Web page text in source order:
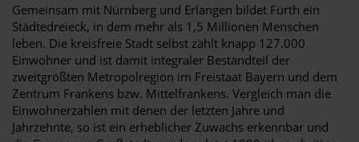
Gemeinsam mit Nürnberg und Erlangen bildet Fürth ein
Städtedreieck, in dem mehr als 1,5 Millionen Menschen
leben. Die kreisfreie Stadt selbst zählt knapp 127.000
Einwohner und ist damit integraler Bestandteil der
zweitgrößten Metropolregion im Freistaat Bayern und dem
Zentrum Frankens bzw. Mittelfrankens. Vergleich man die
Einwohnerzahlen mit denen der letzten Jahre und
Jahrzehnte, so ist ein erheblicher Zuwachs erkennbar und